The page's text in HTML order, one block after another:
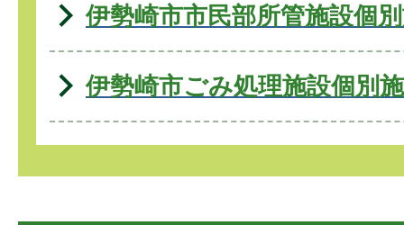
伊勢崎市市民部所管施設個
伊勢崎市ごみ処理施設個別